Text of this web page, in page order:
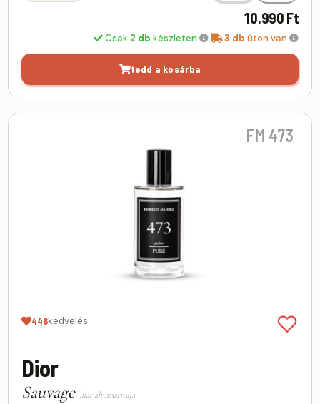
10.990 Ft
Csak 2 db készleten 3 db úton van
tedd a kosárba
FM 473
446kedvelés
Dior
Sauvage illat alternatívája